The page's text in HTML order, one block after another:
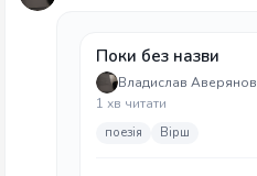
Поки без назви
Владислав Аверянов
1 хв читати
поезія Вірш